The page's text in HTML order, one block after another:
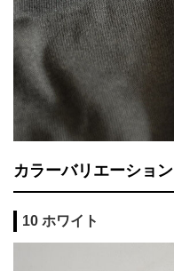
カラーバリエーション
10 ホワイト